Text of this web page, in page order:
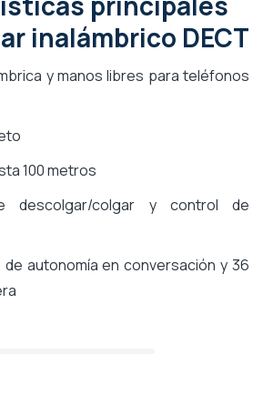
inalámbrico DECT
y manos libres para teléfonos
100 metros
descolgar/colgar y control de
autonomía en conversación y 36